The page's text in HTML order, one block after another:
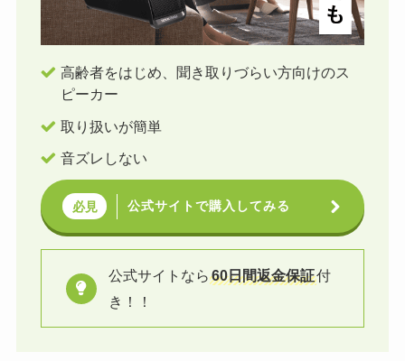
高齢者をはじめ、聞き取りづらい方向けのス
ピーカー
取り扱いが簡単
音ズレしない
必見 公式サイトで購入してみる
公式サイトなら 60日間返金保証付
き！！